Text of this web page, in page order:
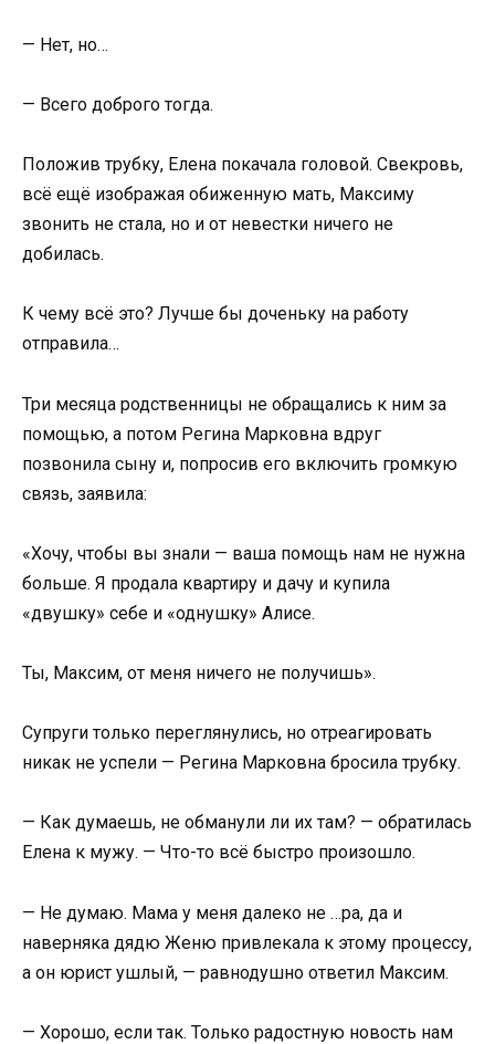
— Нет, но…
— Всего доброго тогда.
Положив трубку, Елена покачала головой. Свекровь,
всё ещё изображая обиженную мать, Максиму
звонить не стала, но и от невестки ничего не
добилась.
К чему всё это? Лучше бы доченьку на работу
отправила…
Три месяца родственницы не обращались к ним за
помощью, а потом Регина Марковна вдруг
позвонила сыну и, попросив его включить громкую
связь, заявила:
«Хочу, чтобы вы знали — ваша помощь нам не нужна
больше. Я продала квартиру и дачу и купила
«двушку» себе и «однушку» Алисе.
Ты, Максим, от меня ничего не получишь».
Супруги только переглянулись, но отреагировать
никак не успели — Регина Марковна бросила трубку.
— Как думаешь, не обманули ли их там? — обратилась
Елена к мужу. — Что-то всё быстро произошло.
— Не думаю. Мама у меня далеко не …ра, да и
наверняка дядю Женю привлекала к этому процессу,
а он юрист ушлый, — равнодушно ответил Максим.
— Хорошо, если так. Только радостную новость нам